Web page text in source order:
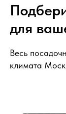
для
Весь
климата